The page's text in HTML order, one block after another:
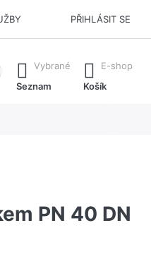
PŘIHLÁSIT SE
vyvoláte všechny
Vybrané
Seznam
E-shop
Košík
PN 40 DN